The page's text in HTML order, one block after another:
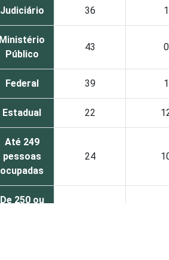
Judiciário 36 1
Ministério
Público
43 0
Federal 39 1
Estadual 22
Até 249
pessoas
ocupadas
24
De 250 ou